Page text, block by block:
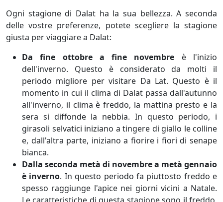
Ogni stagione di Dalat ha la sua bellezza. A seconda
delle vostre preferenze, potete scegliere la stagione
giusta per viaggiare a Dalat:
Da fine ottobre a fine novembre è l'inizio
dell'inverno. Questo è considerato da molti il
periodo migliore per visitare Da Lat. Questo è il
momento in cui il clima di Dalat passa dall'autunno
all'inverno, il clima è freddo, la mattina presto e la
sera si diffonde la nebbia. In questo periodo, i
girasoli selvatici iniziano a tingere di giallo le colline
e, dall'altra parte, iniziano a fiorire i fiori di senape
bianca.
Dalla seconda metà di novembre a metà gennaio
è inverno. In questo periodo fa piuttosto freddo e
spesso raggiunge l'apice nei giorni vicini a Natale.